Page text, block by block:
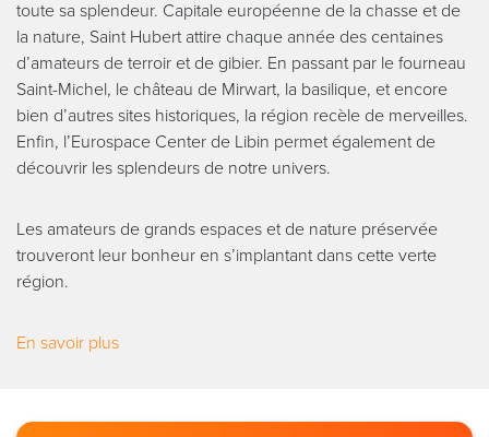
toute sa splendeur. Capitale européenne de la chasse et de
la nature, Saint Hubert attire chaque année des centaines
d’amateurs de terroir et de gibier. En passant par le fourneau
Saint-Michel, le château de Mirwart, la basilique, et encore
bien d’autres sites historiques, la région recèle de merveilles.
Enfin, l’Eurospace Center de Libin permet également de
découvrir les splendeurs de notre univers.
Les amateurs de grands espaces et de nature préservée
trouveront leur bonheur en s’implantant dans cette verte
région.
En savoir plus